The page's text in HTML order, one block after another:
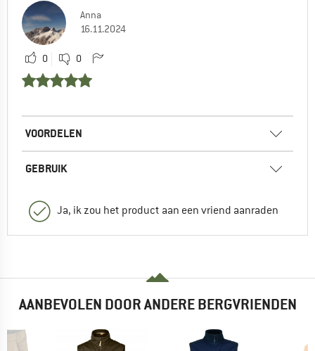
Anna
16.11.2024
0 0
VOORDELEN
GEBRUIK
Ja, ik zou het product aan een vriend aanraden
AANBEVOLEN DOOR ANDERE BERGVRIENDEN